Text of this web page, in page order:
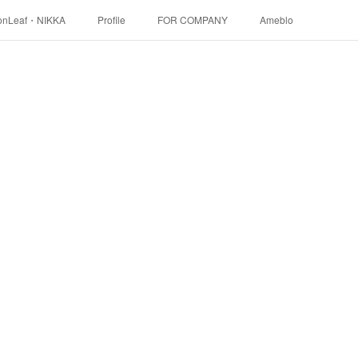
・NIKKA Profile FOR COMPANY Ameblo